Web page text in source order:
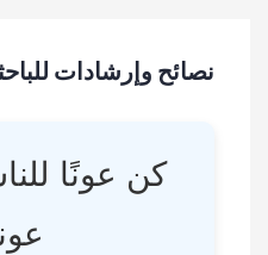
نصائح وإرشادات
كن عونًا